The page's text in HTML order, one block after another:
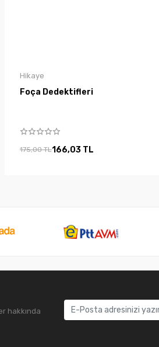
Hikaye
Foça Dedektifleri
175,00 TL166,03 TL
hakkında